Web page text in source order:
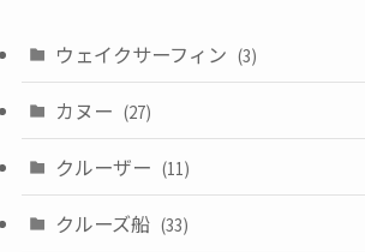
ウェイクサーフィン (3)
カヌー (27)
クルーザー (11)
クルーズ船 (33)